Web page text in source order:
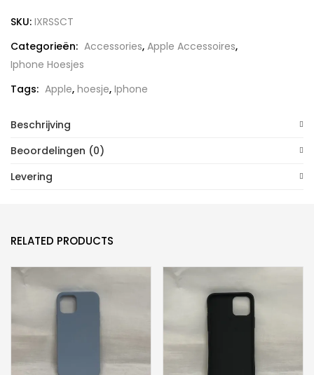
Backcover
Transparant
aantal
SKU: IXRSSCT
Categorieën: Accessories, Apple Accessoires,
Iphone Hoesjes
Tags: Apple, hoesje, Iphone
Beschrijving
Beoordelingen (0)
Levering
RELATED PRODUCTS